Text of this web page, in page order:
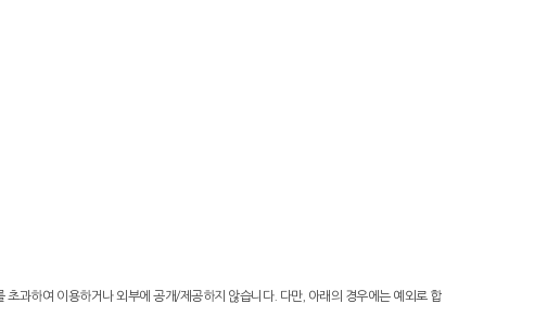
과하여 이용하거나 외부에 공개/제공하지 않습니다. 다만, 아래의 경우에는 예외로 합